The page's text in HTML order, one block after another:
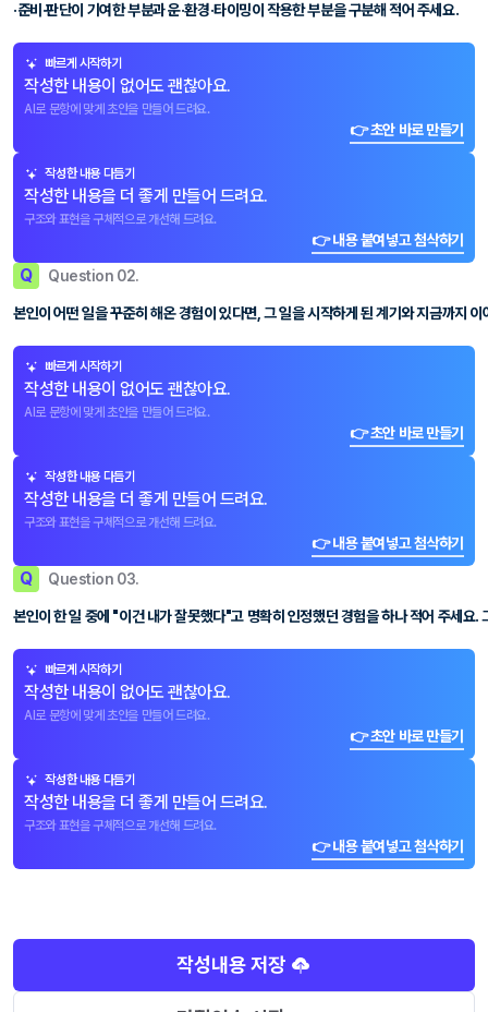
·준비·판단이 기여한 부분과 운·환경·타이밍이 작용한 부분을 구분해 적어 주세요.
빠르게 시작하기
작성한 내용이 없어도 괜찮아요.
AI로 문항에 맞게 초안을 만들어 드려요.
👉 초안 바로 만들기
작성한 내용 다듬기
작성한 내용을 더 좋게 만들어 드려요.
구조와 표현을 구체적으로 개선해 드려요.
👉 내용 붙여넣고 첨삭하기
Q Question 02.
본인이 어떤 일을 꾸준히 해온 경험이 있다면, 그 일을 시작하게 된 계기와 지금까지
빠르게 시작하기
작성한 내용이 없어도 괜찮아요.
AI로 문항에 맞게 초안을 만들어 드려요.
👉 초안 바로 만들기
작성한 내용 다듬기
작성한 내용을 더 좋게 만들어 드려요.
구조와 표현을 구체적으로 개선해 드려요.
👉 내용 붙여넣고 첨삭하기
Q Question 03.
본인이 한 일 중에 "이건 내가 잘못했다"고 명확히 인정했던 경험을 하나 적어 주세요
빠르게 시작하기
작성한 내용이 없어도 괜찮아요.
AI로 문항에 맞게 초안을 만들어 드려요.
👉 초안 바로 만들기
작성한 내용 다듬기
작성한 내용을 더 좋게 만들어 드려요.
구조와 표현을 구체적으로 개선해 드려요.
👉 내용 붙여넣고 첨삭하기
작성내용 저장